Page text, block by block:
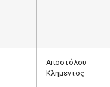
Αποστόλου
Κλήμεντος